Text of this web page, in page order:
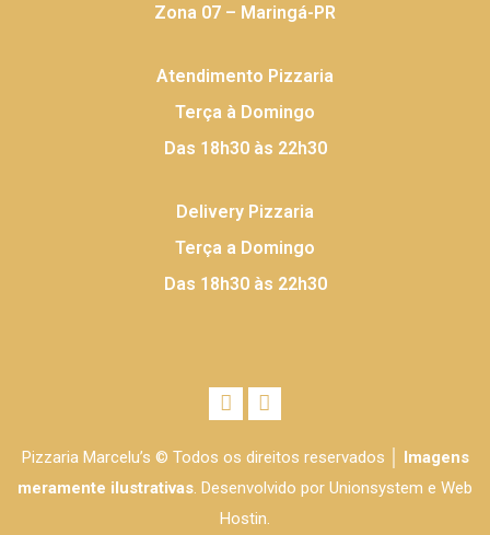
Zona 07 – Maringá-PR
Atendimento Pizzaria
Terça à Domingo
Das 18h30 às 22h30
Delivery Pizzaria
Terça a Domingo
Das 18h30 às 22h30
Pizzaria Marcelu’s © Todos os direitos reservados │ Imagens
meramente ilustrativas. Desenvolvido por Unionsystem e Web
Hostin.